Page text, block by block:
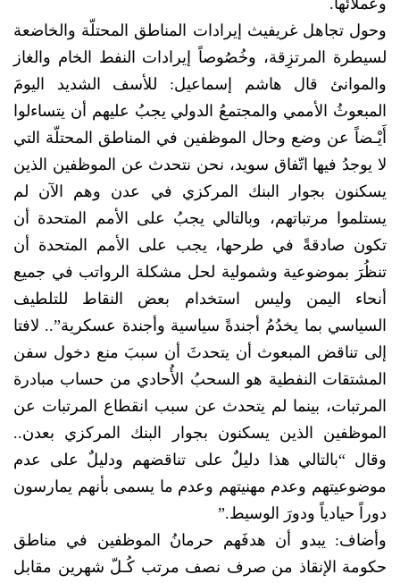
وعملائها.
وحول تجاهل غريفيث إيرادات المناطق المحتلّة والخاضعة
لسيطرة المرتزِقة، وخُصُوصاً إيرادات النفط الخام والغاز
والموانئ قال هاشم إسماعيل: للأسف الشديد اليومَ
المبعوثُ الأممي والمجتمعُ الدولي يجبُ عليهم أن يتساءلوا
أَيْـضاً عن وضع وحال الموظفين في المناطق المحتلّة التي
لا يوجدُ فيها اتّفاق سويد، نحن نتحدث عن الموظفين الذين
يسكنون بجوار البنك المركزي في عدن وهم الآن لم
يستلموا مرتباتهم، وبالتالي يجبُ على الأمم المتحدة أن
تكون صادقةً في طرحها، يجب على الأمم المتحدة أن
تنظُرَ بموضوعية وشمولية لحل مشكلة الرواتب في جميع
أنحاء اليمن وليس استخدام بعض النقاط للتلطيف
السياسي بما يخدُمُ أجندةً سياسية وأجندة عسكرية”.. لافتا
إلى تناقض المبعوث أن يتحدثَ أن سببَ منع دخول سفن
المشتقات النفطية هو السحبُ الأُحادي من حساب مبادرة
المرتبات، بينما لم يتحدث عن سبب انقطاع المرتبات عن
الموظفين الذين يسكنون بجوار البنك المركزي بعدن..
وقال “بالتالي هذا دليلٌ على تناقضهم ودليلٌ على عدم
موضوعيتهم وعدم مهنيتهم وعدم ما يسمى بأنهم يمارسون
دوراً حيادياً ودورَ الوسيط.”
وأضاف: يبدو أن هدفَهم حرمانُ الموظفين في مناطق
حكومة الإنقاذ من صرف نصف مرتب كُـلّ شهرين مقابل